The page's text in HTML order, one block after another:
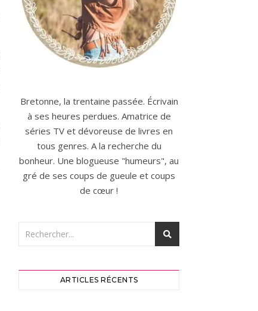
Bretonne, la trentaine passée. Écrivain
à ses heures perdues. Amatrice de
séries TV et dévoreuse de livres en
tous genres. A la recherche du
bonheur. Une blogueuse "humeurs", au
gré de ses coups de gueule et coups
de cœur !
ARTICLES RÉCENTS